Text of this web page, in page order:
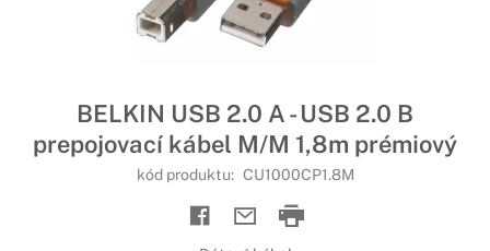
BELKIN USB 2.0 A - USB 2.0 B
prepojovací kábel M/M 1,8m prémiový
kód produktu: CU1000CP1.8M